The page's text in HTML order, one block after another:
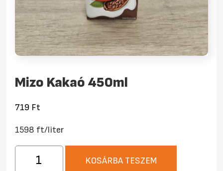
Mizo Kakaó 450ml
719 Ft
1598 ft/liter
Kakaó
KOSÁRBA TESZEM